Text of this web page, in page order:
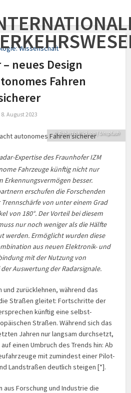
Wissenschaft
– neues Design
Fahren
8. August 2023
© Roberto Nickson | Unsplash
Expertise des Fraunhofer IZM
Fahr­zeuge künftig nicht nur
Erkennungs­vermögen besser.
erschufen die Forschenden
von unter einem Grad
von 180°. Der Vorteil bei diesem
nur noch weniger als die Hälfte
werden. Ermöglicht wurden diese
aus neuen Elektronik- und
mit der Nutzung von
Auswertung der Radarsignale.
und zurücklehnen, während das
Straßen gleitet: Fort­schritte der
künftig eine selbst­
Straßen. Während sich das
Jahren nur langsam durchsetzt,
einen Umbruch des Trends hin: Ab
mit zumindest einer Pilot­
Landstraßen deutlich steigen [*].
aus Forschung und Industrie die